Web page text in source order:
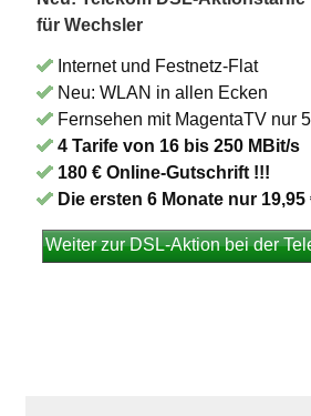
für Wechsler
Internet und Festnetz-Flat
Neu: WLAN in allen Ecken
Fernsehen mit MagentaTV nur
4 Tarife von 16 bis 250 MBit/s
180 € Online-Gutschrift !!!
Die ersten 6 Monate nur 19,95
Weiter zur DSL-Aktion bei der